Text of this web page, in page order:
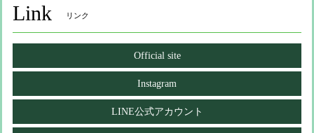
Link リンク
Official site
Instagram
LINE公式アカウント